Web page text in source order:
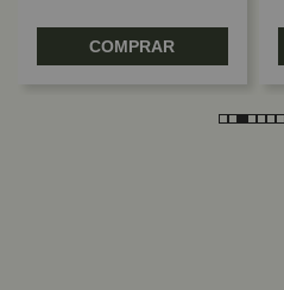
COMPRAR